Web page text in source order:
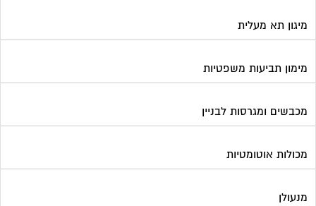
מיגון תא מעלית
מימון תביעות משפטיות
מכבשים ומגרסות לבניין
מכולות אוטומטיות
מנעולן